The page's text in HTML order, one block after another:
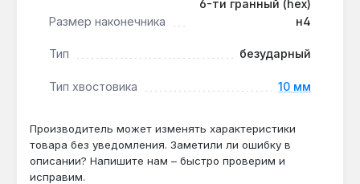
Бита Toptul FSDA1204 подходит для монтажных,
сборочных и ремонтных работ с крепежом,
имеющим внутренний шестигранник. Она
применяется в профессиональной и бытовой
сфере, где требуется контролируемое
Подходит ли бита для ударных
шуруповёртов?
Размер наконечника
6-ти гранный (hex)
н4
Тип безударный
Тип хвостовика 10 мм
Производитель может изменять характеристики
товара без уведомления. Заметили ли ошибку в
описании? Напишите нам – быстро проверим и
исправим.